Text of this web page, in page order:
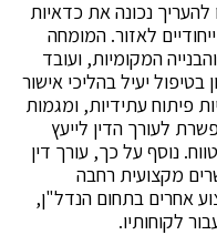
נכונה את כדאיות
לאזור. המומחה
המקומיות, ועובד
יעיל בהליכי אישור
פיתוח עתידיות, ומגמות
לעורך הדין לייעץ
נוסף על כך, עורך דין
מקצועית רחבה
אחרים בתחום הנדל"ן,
לקוחותיו.